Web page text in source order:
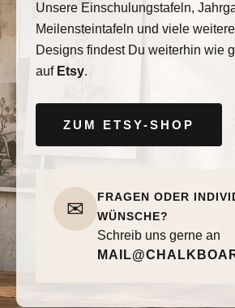
Unsere Einschulungstafeln,
Meilensteintafeln und viele
Designs findest Du weiterhin wie
auf Etsy.
ZUM ETSY-SHOP
✉
FRAGEN ODER
WÜNSCHE?
Schreib uns gerne an